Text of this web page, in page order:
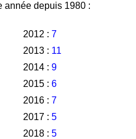
année depuis 1980 :
2012 : 7
2013 : 11
2014 : 9
2015 : 6
2016 : 7
2017 : 5
2018 : 5